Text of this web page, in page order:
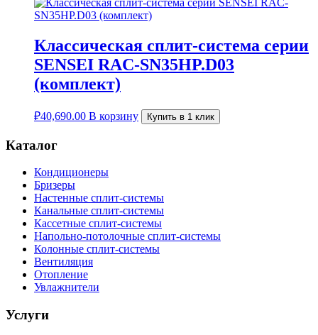
Классическая сплит-система серии
SENSEI RAC-SN35HP.D03
(комплект)
₽40,690.00 В корзину Купить в 1 клик
Каталог
Кондиционеры
Бризеры
Настенные сплит-системы
Канальные сплит-системы
Кассетные сплит-системы
Напольно-потолочные сплит-системы
Колонные сплит-системы
Вентиляция
Отопление
Увлажнители
Услуги